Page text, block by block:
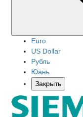
Euro
US Dollar
Рубль
Юань
Закрыть